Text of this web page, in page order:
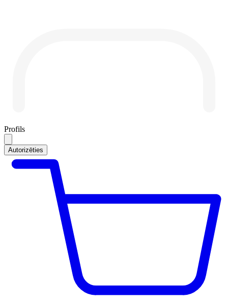
Profils
Autorizēties